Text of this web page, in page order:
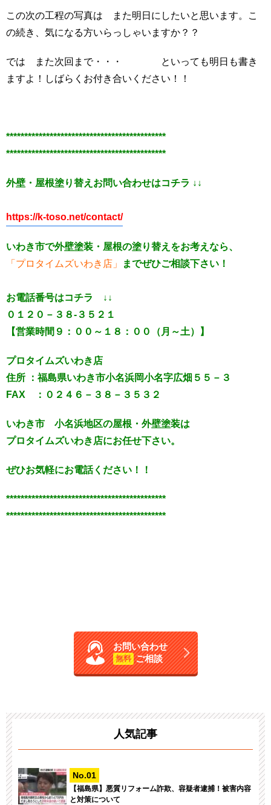
この次の工程の写真は また明日にしたいと思います。こ
の続き、気になる方いらっしゃいますか？？
では また次回まで・・・ といっても明日も書き
ますよ！しばらくお付き合いください！！
********************************************
********************************************
外壁・屋根塗り替えお問い合わせはコチラ ↓↓
https://k-toso.net/contact/
いわき市で外壁塗装・屋根の塗り替えをお考えなら、
「プロタイムズいわき店」
までぜひご相談下さい！
お電話番号はコチラ ↓↓
０１２０－３８-３５２１
【営業時間９：００～１８：００（月～土）】
プロタイムズいわき店
住所 ：福島県いわき市小名浜岡小名字広畑５５－３
FAX ：０２４６－３８－３５３２
いわき市 小名浜地区の屋根・外壁塗装は
プロタイムズいわき店にお任せ下さい。
ぜひお気軽にお電話ください！！
********************************************
********************************************
お問い合わせ
無料 ご相談
人気記事
【福島県】悪質リフォーム詐欺、容疑者逮捕！被害内容
と対策について